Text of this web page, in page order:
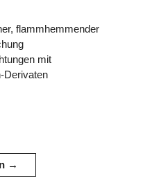
flammhemmender
mit
Derivaten